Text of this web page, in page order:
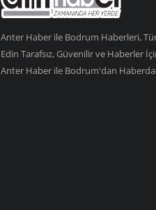
Anter Haber ile Bodrum Haberleri,
Edin Tarafsız, Güvenilir ve Haberler
Anter Haber ile Bodrum'dan